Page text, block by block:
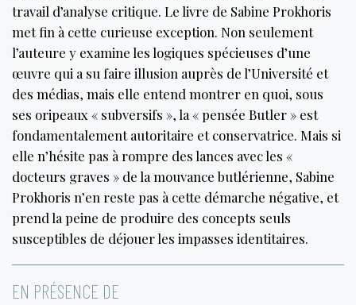
travail d’analyse critique. Le livre de Sabine Prokhoris
met fin à cette curieuse exception. Non seulement
l’auteure y examine les logiques spécieuses d’une
œuvre qui a su faire illusion auprès de l’Université et
des médias, mais elle entend montrer en quoi, sous
ses oripeaux « subversifs », la « pensée Butler » est
fondamentalement autoritaire et conservatrice. Mais si
elle n’hésite pas à rompre des lances avec les «
docteurs graves » de la mouvance butlérienne, Sabine
Prokhoris n’en reste pas à cette démarche négative, et
prend la peine de produire des concepts seuls
susceptibles de déjouer les impasses identitaires.
EN PRÉSENCE DE